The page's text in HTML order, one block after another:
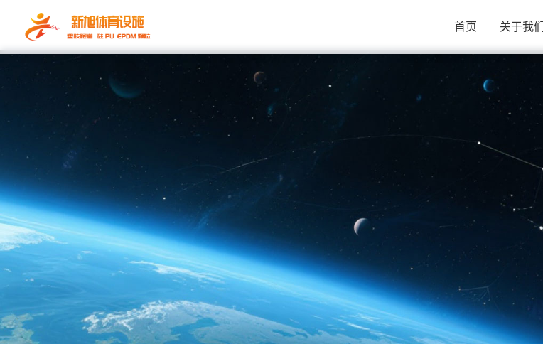
首页 关于我们